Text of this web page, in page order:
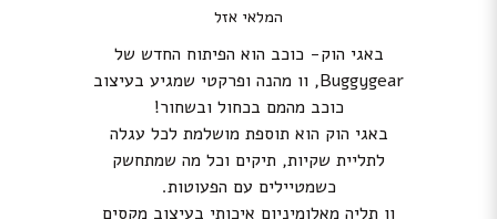
המלאי אזל
באגי הוק- כוכב הוא הפיתוח החדש של
Buggygear, וו מהנה ופרקטי שמגיע בעיצוב
כוכב מהמם בכחול ובשחור!
באגי הוק הוא תוספת מושלמת לכל עגלה
לתליית שקיות, תיקים וכל מה שמתחשק
כשמטיילים עם הפעוטות.
וו תליה מאלומיניום איכותי בעיצוב מקסים